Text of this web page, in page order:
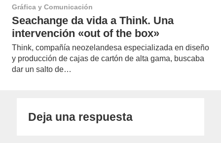
Gráfica y Comunicación
Seachange da vida a Think. Una
intervención «out of the box»
Think, compañía neozelandesa especializada en diseño
y producción de cajas de cartón de alta gama, buscaba
dar un salto de…
Deja una respuesta